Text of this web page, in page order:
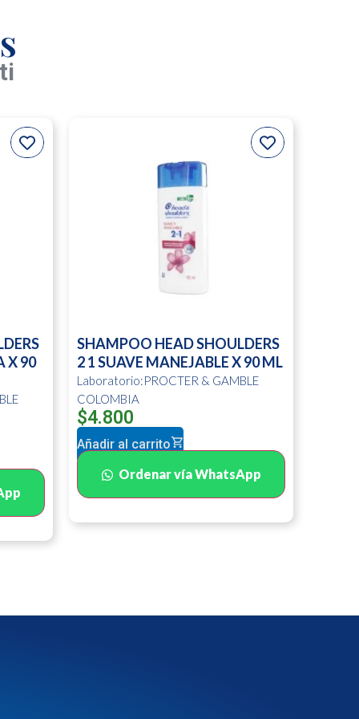
X 90
SHAMPOO HEAD SHOULDERS
2 1 SUAVE MANEJABLE X 90 ML
Laboratorio:PROCTER & GAMBLE
COLOMBIA
$4.800
Añadir al carrito
Ordenar vía WhatsApp